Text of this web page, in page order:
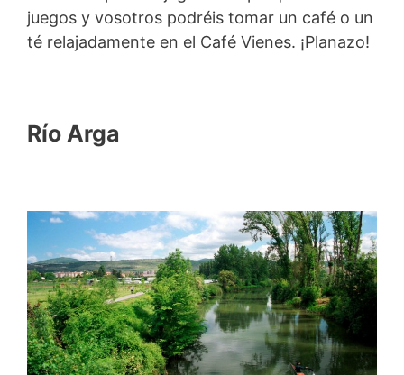
juegos y vosotros podréis tomar un café o un
té relajadamente en el Café Vienes. ¡Planazo!
Río Arga